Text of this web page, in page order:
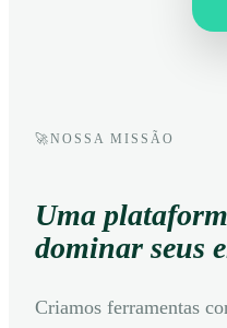
🚀NOSSA MISSÃO
Uma
dominar seus
Criamos ferramentas